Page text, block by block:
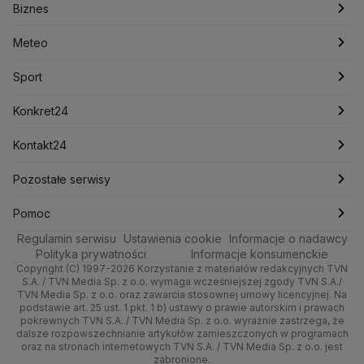
Kryptowaluty
Lotnisko Chopina
Mariusz Błaszczak
Mark Zuckerberg
Ministerstwo Aktywów Państwowych
Ministerstwo Infrastruktury
Ministerstwo Rolnictwa
Ministerstwo Rozwoju i Technologii
Ministerstwo Sportu i Turystyki
Ministerstwo Cyfryzacji
Ministerstwo Edukacji Narodowej
Ministerstwo Finansów
Ministerstwo Klimatu i Środowiska
Ministerstwo Nauki i Szkolnictwa Wyższego
Biznes
Meteo
Sport
Zdrowie
Technologia
Quizy
Tematy
Podcasty
Artykuły
Newslettery
Fakty po Faktach
Fakty o Świecie
Ludzie Faktów
Warszawa
Łódź
Katowice
Kraków
Poznań
Trójmiasto
Kielce
Kujawsko-pomorskie
Lublin
Lubuskie
Biznes
Najnowsze
Notowania
Pieniądze
Nieruchomości
Rynki
Dla firm
Handel
Ze świata
Tech
Moto
Meteo
Pogoda godzinowa
Pogoda długoterminowa
Pogoda na jutro
Pogoda na weekend
Najnowsze
Polska
Prognoza
Świat
Nauka
Sport
Piłka Nożna
Tenis
Kolarstwo
Skoki Narciarskie
Sporty zimowe
Lekkoatletyka
Siatkówka
F1
Konkret24
Najnowsze
Polska
Świat
Polityka
Zdrowie
Tech
Nauka
Kontakt24
Najnowsze
Gorące Tematy
Wyślij zgłoszenie
Pozostałe serwisy
TVN
Dzień Dobry TVN
Uwaga TVN
HGTV
TVN Turbo
Pomoc
Centrum pomocy
Test zgodności
Oglądaj na TV
Zrealizuj voucher
Regulamin serwisu Ustawienia cookie
Informacje o nadawcy
Polityka prywatności
Informacje konsumenckie
Copyright (C) 1997-2026 Korzystanie z materiałów redakcyjnych TVN
S.A. / TVN Media Sp. z o.o. wymaga wcześniejszej zgody TVN S.A./
TVN Media Sp. z o.o. oraz zawarcia stosownej umowy licencyjnej. Na
podstawie art. 25 ust. 1 pkt. 1 b) ustawy o prawie autorskim i prawach
pokrewnych TVN S.A. / TVN Media Sp. z o.o. wyraźnie zastrzega, że
dalsze rozpowszechnianie artykułów zamieszczonych w programach
oraz na stronach internetowych TVN S.A. / TVN Media Sp. z o.o. jest
zabronione.